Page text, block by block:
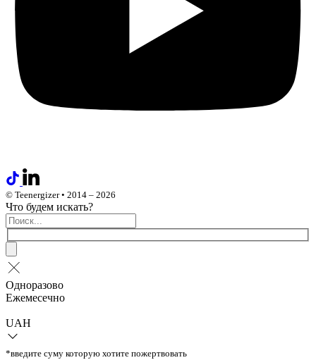
© Teenergizer • 2014 – 2026
Что будем искать?
Одноразово
Ежемесечно
UAH
*введите суму которую хотите пожертвовать